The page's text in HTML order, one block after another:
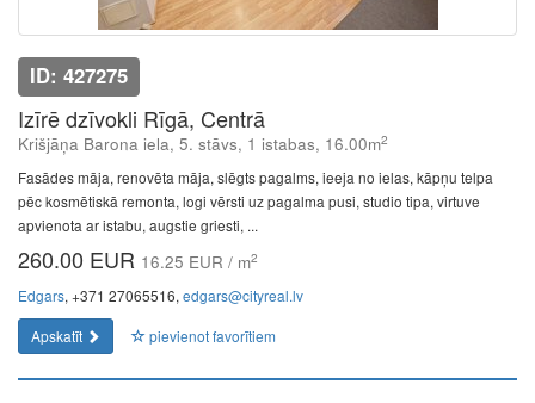
ID: 427275
Izīrē dzīvokli Rīgā, Centrā
Krišjāņa Barona iela, 5. stāvs, 1 istabas, 16.00m2
Fasādes māja, renovēta māja, slēgts pagalms, ieeja no ielas, kāpņu telpa
pēc kosmētiskā remonta, logi vērsti uz pagalma pusi, studio tipa, virtuve
apvienota ar istabu, augstie griesti, ...
260.00 EUR 16.25 EUR / m2
Edgars, +371 27065516, edgars@cityreal.lv
Apskatīt
pievienot favorītiem